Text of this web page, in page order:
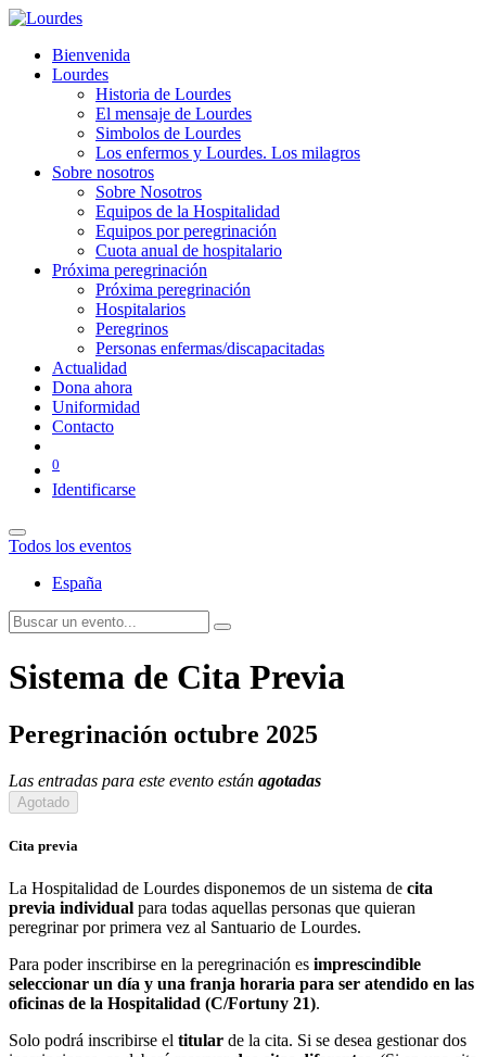
Bienvenida
Lourdes
Historia de Lourdes
El mensaje de Lourdes
Simbolos de Lourdes
Los enfermos y Lourdes. Los milagros
Sobre nosotros
Sobre Nosotros
Equipos de la Hospitalidad
Equipos por peregrinación
Cuota anual de hospitalario
Próxima peregrinación
Próxima peregrinación
Hospitalarios
Peregrinos
Personas enfermas/discapacitadas
Actualidad
Dona ahora
Uniformidad
Contacto
0
Identificarse
Todos los eventos
España
Sistema de Cita Previa
Peregrinación octubre 2025
Las entradas para este evento están agotadas
Agotado
Cita previa
La Hospitalidad de Lourdes disponemos de un sistema de cita
previa individual para todas aquellas personas que quieran
peregrinar por primera vez al Santuario de Lourdes.
Para poder inscribirse en la peregrinación es imprescindible
seleccionar un día y una franja horaria para ser atendido en las
oficinas de la Hospitalidad (C/Fortuny 21).
Solo podrá inscribirse el titular de la cita. Si se desea gestionar dos